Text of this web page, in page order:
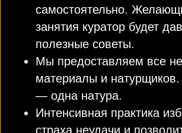
самостоятельно.
занятия куратор будет
полезные советы.
Мы предоставляем все
материалы и
— одна натура.
Интенсивная практика
страха неудачи и